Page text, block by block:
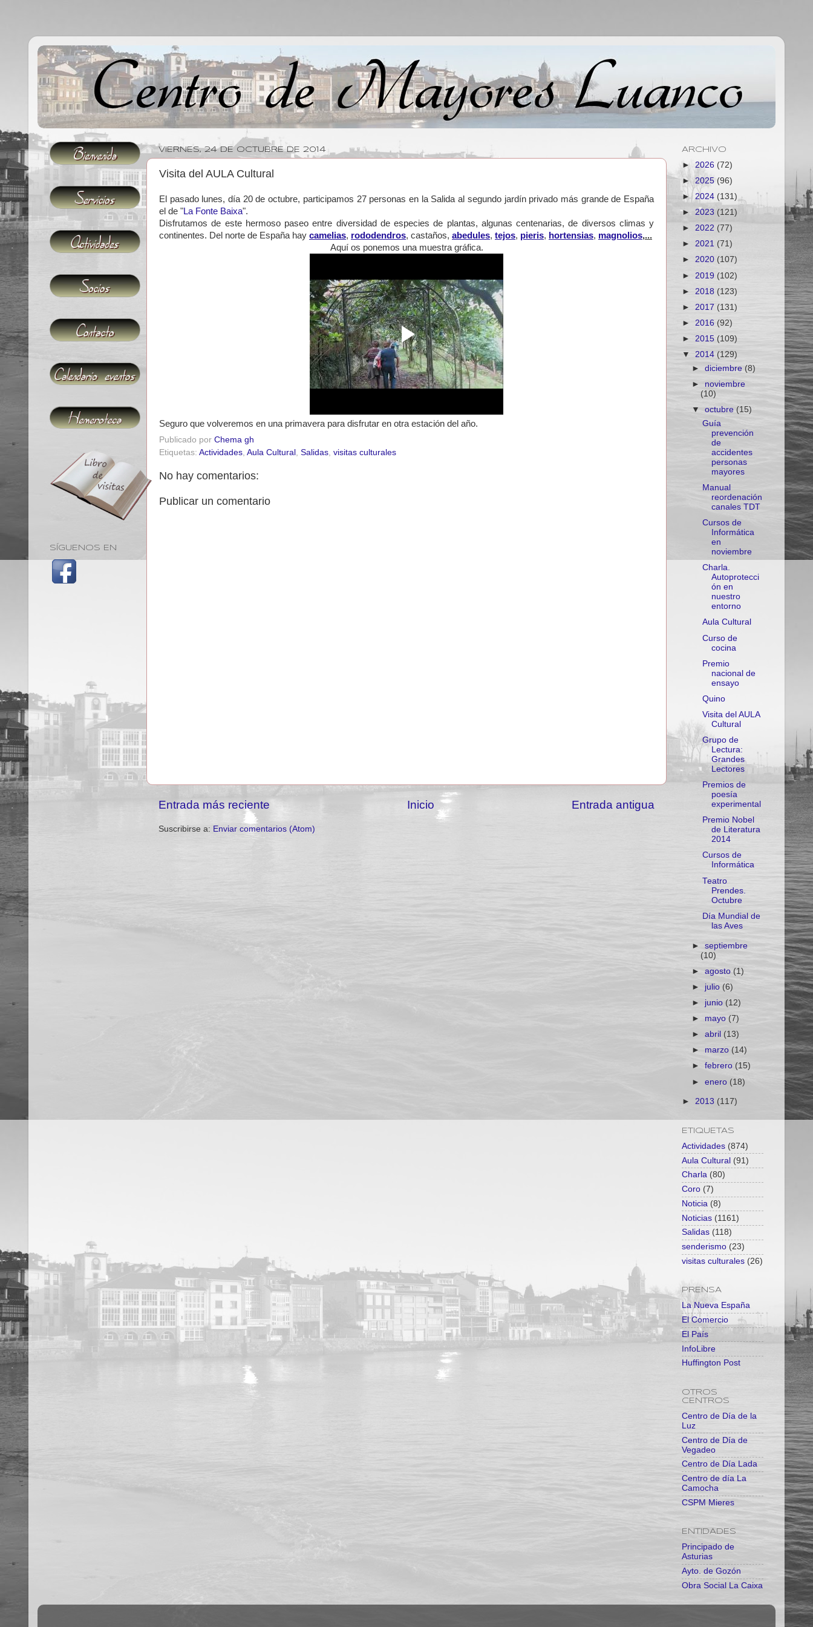
VIERNES, 24 DE OCTUBRE DE 2014
Visita del AULA Cultural
El pasado lunes, día 20 de octubre, participamos 27 personas en la Salida al segundo jardín privado más grande de España
el de "La Fonte Baixa".
Disfrutamos de este hermoso paseo entre diversidad de especies de plantas, algunas centenarias, de diversos climas y
continentes. Del norte de España hay camelias, rododendros, castaños, abedules, tejos, pieris, hortensias, magnolios,...
Aquí os ponemos una muestra gráfica.
Seguro que volveremos en una primavera para disfrutar en otra estación del año.
Publicado por Chema gh
Etiquetas: Actividades, Aula Cultural , Salidas, visitas culturales
No hay comentarios:
Publicar un comentario
Entrada más reciente Entrada antigua
Inicio
Suscribirse a: Enviar comentarios (Atom)
SÍGUENOS EN
ARCHIVO
► 2026 (72)
► 2025 (96)
► 2024 (131)
► 2023 (121)
► 2022 (77)
► 2021 (71)
► 2020 (107)
► 2019 (102)
► 2018 (123)
► 2017 (131)
► 2016 (92)
► 2015 (109)
▼ 2014 (129)
►diciembre(8)
► noviembre
(10)
▼octubre(15)
Guía
prevención
de
accidentes
personas
mayores
Manual
reordenación
canales TDT
Cursos de
Informática
en
noviembre
Charla.
Autoprotecci
ón en
nuestro
entorno
Aula Cultural
Curso de
cocina
Premio
nacional de
ensayo
Quino
Visita del AULA
Cultural
Grupo de
Lectura:
Grandes
Lectores
Premios de
poesía
experimental
Premio Nobel
de Literatura
2014
Cursos de
Informática
Teatro
Prendes.
Octubre
Día Mundial de
las Aves
►septiembre
(10)
►agosto (1)
► julio (6)
► junio(12)
► mayo (7)
►abril (13)
► marzo(14)
►febrero (15)
►enero (18)
► 2013 (117)
ETIQUETAS
Actividades (874)
Aula Cultural (91)
Charla (80)
Coro (7)
Noticia (8)
Noticias (1161)
Salidas (118)
senderismo (23)
visitas culturales (26)
PRENSA
La Nueva España
El Comercio
El País
InfoLibre
Huffington Post
OTROS
CENTROS
Centro de Día de la
Luz
Centro de Día de
Vegadeo
Centro de Día Lada
Centro de día La
Camocha
CSPM Mieres
ENTIDADES
Principado de
Asturias
Ayto. de Gozón
Obra Social La Caixa